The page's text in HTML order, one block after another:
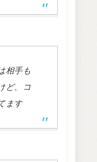
相手も
ど、コ
ます